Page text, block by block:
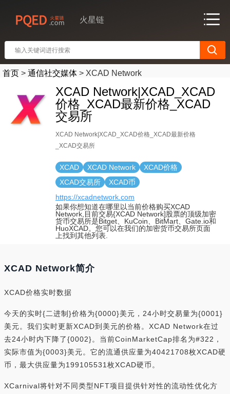
火星链
首页 > 通信社交媒体 > XCAD Network
XCAD Network|XCAD_XCAD
价格_XCAD最新价格_XCAD
交易所
XCAD Network|XCAD_XCAD价格_XCAD最新价格
_XCAD交易所
XCAD XCAD Network
XCAD价格
XCAD交易所
XCAD币
https://xcadnetwork.com
如果你想知道在哪里以当前价格购买XCAD
Network,目前交易{XCAD Network]股票的顶级加密
货币交易所是Bitget、KuCoin、BitMart、Gate.io和
HuoXCAD。您可以在我们的加密货币交易所页面
上找到其他列表.
XCAD Network简介
XCAD价格实时数据
今天的实时{二进制}价格为{0000}美元，24小时交易量为{0001}
美元。我们实时更新XCAD到美元的价格。XCAD Network在过
去24小时内下降了{0002}。当前CoinMarketCap排名为#322，
实际市值为{0003}美元。它的流通供应量为40421708枚XCAD硬
币，最大供应量为199105531枚XCAD硬币。
XCarnival将针对不同类型NFT项目提供针对性的流动性优化方